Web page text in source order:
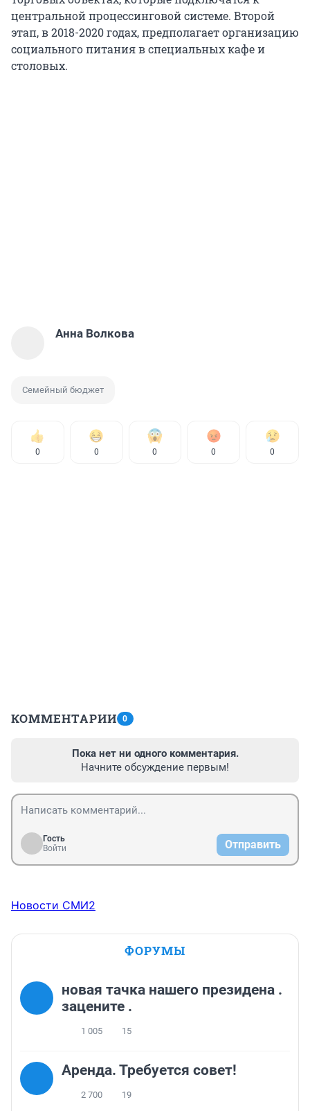
центральной процессинговой системе. Второй
этап, в 2018-2020 годах, предполагает организацию
социального питания в специальных кафе и
столовых.
Анна Волкова
Семейный бюджет
0 0 0 0 0
КОММЕНТАРИИ 0
Пока нет ни одного комментария.
Начните обсуждение первым!
Гость
Войти
Отправить
Новости СМИ2
ФОРУМЫ
новая тачка нашего президена .
зацените .
1 005 15
Аренда. Требуется совет!
2 700 19